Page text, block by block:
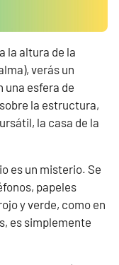
la altura de la
verás un
una esfera de
la estructura,
la casa de la
es un misterio. Se
papeles
y verde, como en
es simplemente